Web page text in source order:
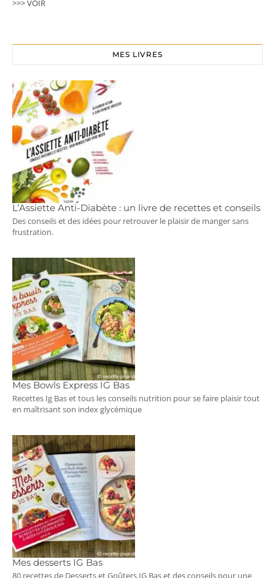
>>> VOIR
MES LIVRES
L’Assiette Anti-Diabète : un livre de recettes et conseils
Des conseils et des idées pour retrouver le plaisir de manger sans
frustration.
Mes Bowls Express IG Bas
Recettes Ig Bas et tous les conseils nutrition pour se faire plaisir tout
en maîtrisant son index glycémique
Mes desserts IG Bas
80 recettes de Desserts et Goûters IG Bas et des conseils pour une